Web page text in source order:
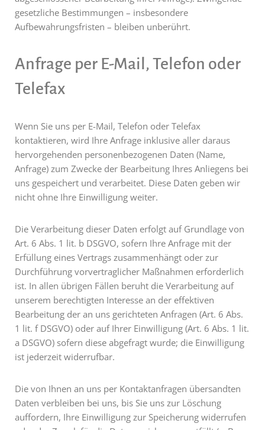
gesetzliche Bestimmungen – insbesondere
Aufbewahrungsfristen – bleiben unberührt.
Anfrage per E-Mail, Telefon oder
Telefax
Wenn Sie uns per E-Mail, Telefon oder Telefax
kontaktieren, wird Ihre Anfrage inklusive aller daraus
hervorgehenden personenbezogenen Daten (Name,
Anfrage) zum Zwecke der Bearbeitung Ihres Anliegens bei
uns gespeichert und verarbeitet. Diese Daten geben wir
nicht ohne Ihre Einwilligung weiter.
Die Verarbeitung dieser Daten erfolgt auf Grundlage von
Art. 6 Abs. 1 lit. b DSGVO, sofern Ihre Anfrage mit der
Erfüllung eines Vertrags zusammenhängt oder zur
Durchführung vorvertraglicher Maßnahmen erforderlich
ist. In allen übrigen Fällen beruht die Verarbeitung auf
unserem berechtigten Interesse an der effektiven
Bearbeitung der an uns gerichteten Anfragen (Art. 6 Abs.
1 lit. f DSGVO) oder auf Ihrer Einwilligung (Art. 6 Abs. 1 lit.
a DSGVO) sofern diese abgefragt wurde; die Einwilligung
ist jederzeit widerrufbar.
Die von Ihnen an uns per Kontaktanfragen übersandten
Daten verbleiben bei uns, bis Sie uns zur Löschung
auffordern, Ihre Einwilligung zur Speicherung widerrufen